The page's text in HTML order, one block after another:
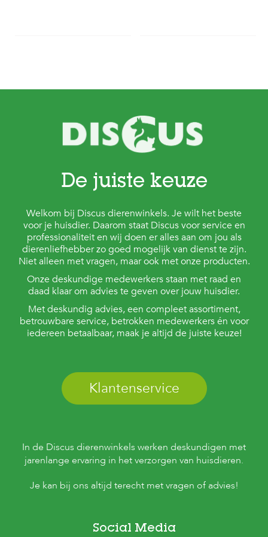
De juiste keuze
Welkom bij Discus dierenwinkels. Je wilt het beste
voor je huisdier. Daarom staat Discus voor service en
professionaliteit en wij doen er alles aan om jou als
dierenliefhebber zo goed mogelijk van dienst te zijn.
Niet alleen met vragen, maar ook met onze producten.
Onze deskundige medewerkers staan met raad en
daad klaar om advies te geven over jouw huisdier.
Met deskundig advies, een compleet assortiment,
betrouwbare service, betrokken medewerkers én voor
iedereen betaalbaar, maak je altijd de juiste keuze!
Klantenservice
In de Discus dierenwinkels werken deskundigen met
jarenlange ervaring in het verzorgen van huisdieren.
Je kan bij ons altijd terecht met vragen of advies!
Social Media